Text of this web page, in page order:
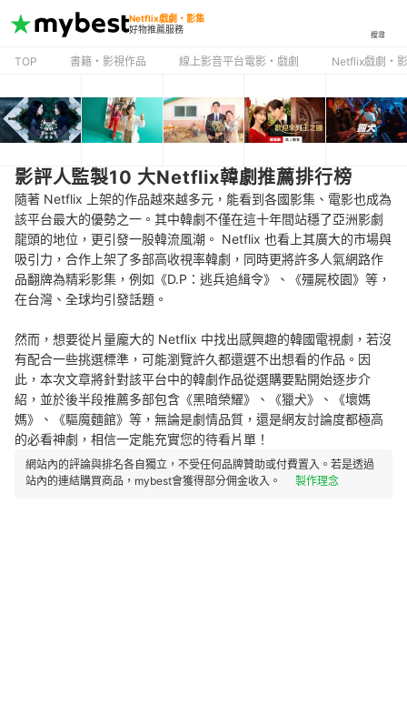
Netflix戲劇・影集
好物推薦服務
搜尋
TOP 書籍・影視作品 線上影音平台電影・戲劇 Netflix戲劇・
影評人監製10 大Netflix韓劇推薦排行榜
隨著 Netflix 上架的作品越來越多元，能看到各國影集、電影也成為
該平台最大的優勢之一。其中韓劇不僅在這十年間站穩了亞洲影劇
龍頭的地位，更引發一股韓流風潮。 Netflix 也看上其廣大的市場與
吸引力，合作上架了多部高收視率韓劇，同時更將許多人氣網路作
品翻牌為精彩影集，例如《D.P：逃兵追緝令》、《殭屍校園》等，
在台灣、全球均引發話題。
然而，想要從片量龐大的 Netflix 中找出感興趣的韓國電視劇，若沒
有配合一些挑選標準，可能瀏覽許久都還選不出想看的作品。因
此，本次文章將針對該平台中的韓劇作品從選購要點開始逐步介
紹，並於後半段推薦多部包含《黑暗榮耀》、《獵犬》、《壞媽
媽》、《驅魔麵館》等，無論是劇情品質，還是網友討論度都極高
的必看神劇，相信一定能充實您的待看片單！
網站內的評論與排名各自獨立，不受任何品牌贊助或付費置入。若是透過
站內的連結購買商品，mybest會獲得部分佣金收入。
製作理念